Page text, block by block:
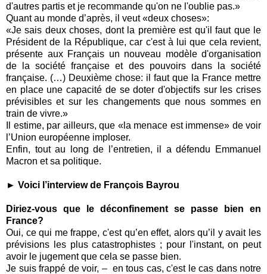
d'autres partis et je recommande qu'on ne l'oublie pas.»
Quant au monde d’après, il veut «deux choses»:
«Je sais deux choses, dont la première est qu'il faut que le
Président de la République, car c'est à lui que cela revient,
présente aux Français un nouveau modèle d'organisation
de la société française et des pouvoirs dans la société
française. (…) Deuxième chose: il faut que la France mettre
en place une capacité de se doter d'objectifs sur les crises
prévisibles et sur les changements que nous sommes en
train de vivre.»
Il estime, par ailleurs, que «la menace est immense» de voir
l’Union européenne imploser.
Enfin, tout au long de l’entretien, il a défendu Emmanuel
Macron et sa politique.
► Voici l’interview de François Bayrou
Diriez-vous que le déconfinement se passe bien en
France?
Oui, ce qui me frappe, c'est qu’en effet, alors qu’il y avait les
prévisions les plus catastrophistes ; pour l'instant, on peut
avoir le jugement que cela se passe bien.
Je suis frappé de voir, – en tous cas, c'est le cas dans notre